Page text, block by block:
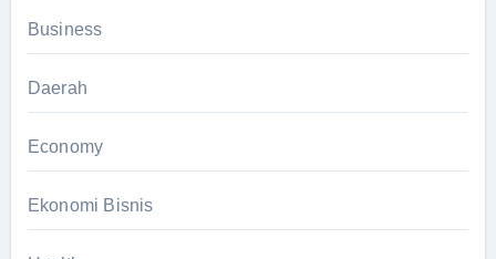
Business
Daerah
Economy
Ekonomi Bisnis